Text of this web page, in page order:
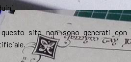
sito non sono generati con